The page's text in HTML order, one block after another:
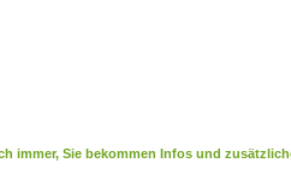
immer, Sie bekommen Infos und